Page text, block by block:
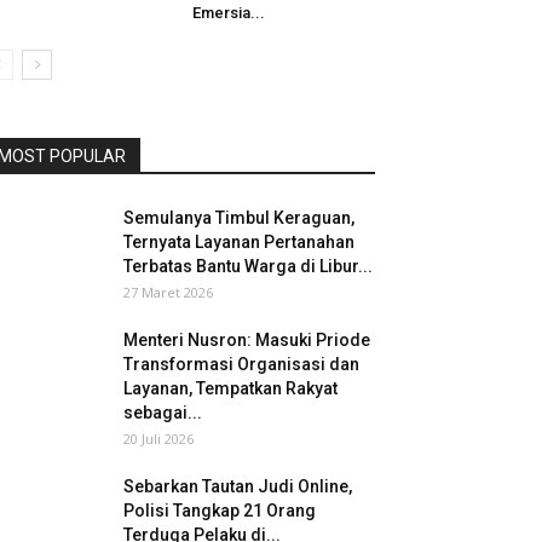
Emersia...
POPULAR
Semulanya Timbul Keraguan,
Ternyata Layanan Pertanahan
Terbatas Bantu Warga di Libur...
27 Maret 2026
Menteri Nusron: Masuki Priode
Transformasi Organisasi dan
Layanan, Tempatkan Rakyat
sebagai...
20 Juli 2026
Sebarkan Tautan Judi Online,
Polisi Tangkap 21 Orang
Terduga Pelaku di...